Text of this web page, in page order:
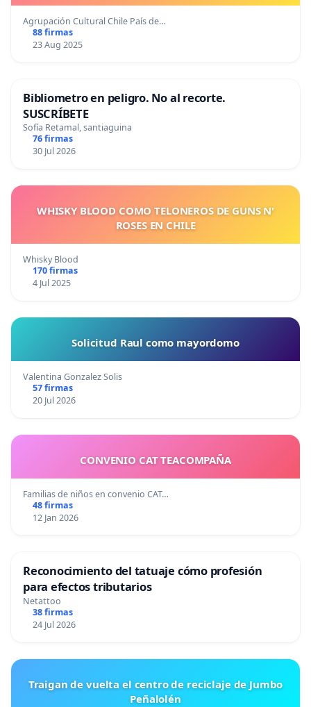
Agrupación Cultural Chile País de…
88 firmas
23 Aug 2025
Bibliometro en peligro. No al recorte.
SUSCRÍBETE
Sofía Retamal, santiaguina
76 firmas
30 Jul 2026
WHISKY BLOOD COMO TELONEROS DE GUNS N'
ROSES EN CHILE
Whisky Blood
170 firmas
4 Jul 2025
Solicitud Raul como mayordomo
Valentina Gonzalez Solis
57 firmas
20 Jul 2026
CONVENIO CAT TEACOMPAÑA
Familias de niños en convenio CAT…
48 firmas
12 Jan 2026
Reconocimiento del tatuaje cómo profesión
para efectos tributarios
Netattoo
38 firmas
24 Jul 2026
Traigan de vuelta el centro de reciclaje de Jumbo
Peñalolén